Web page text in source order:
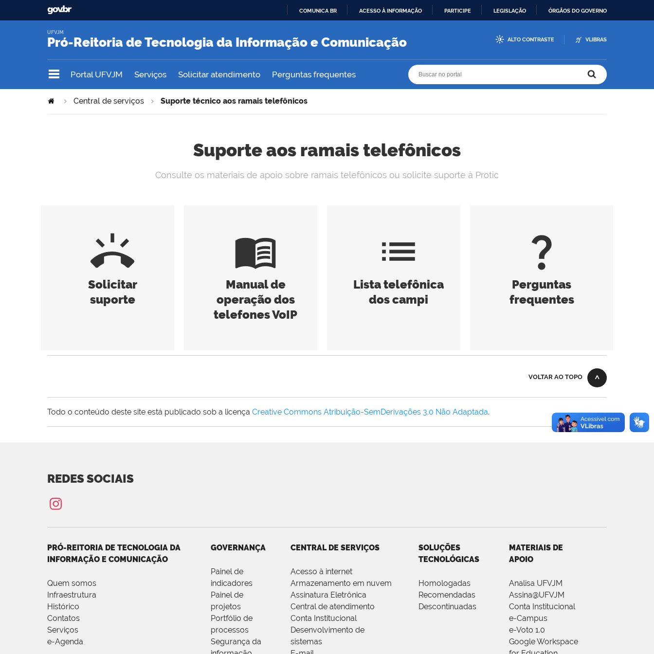
O
COMUNICA BR ACESSO À INFORMAÇÃO PARTICIPE LEGISLAÇÃO ÓRGÃOS DO GOVERNO
Pró-Reitoria de Tecnologia da Informação e Comunicação
UFVJM
ALTO CONTRASTE VLIBRAS
Portal UFVJM Serviços Solicitar atendimento Perguntas frequentes
Central de serviços Suporte técnico aos ramais telefônicos
Suporte aos ramais telefônicos
Consulte os materiais de apoio sobre ramais telefônicos ou solicite suporte à Protic
ring_volume
Solicitar
suporte
menu_book
Manual de
operação dos
telefones VoIP
list
Lista telefônica
dos campi
question_mark
Perguntas
frequentes
VOLTAR AO TOPO
Todo o conteúdo deste site está publicado sob a licença Creative Commons Atribuição-SemDerivações 3.0 Não Adaptada.
REDES SOCIAIS
PRÓ-REITORIA DE TECNOLOGIA DA
INFORMAÇÃO E COMUNICAÇÃO
Quem somos
Infraestrutura
Histórico
Contatos
Serviços
e-Agenda
GOVERNANÇA
Painel de
indicadores
Painel de
projetos
Portfólio de
processos
Segurança da
CENTRAL DE SERVIÇOS
Acesso à internet
Armazenamento em nuvem
Assinatura Eletrônica
Central de atendimento
Conta Institucional
Desenvolvimento de
sistemas
SOLUÇÕES
TECNOLÓGICAS
Homologadas
Recomendadas
Descontinuadas
MATERIAIS DE
APOIO
Analisa UFVJM
Assina@UFVJM
Conta Institucional
e-Campus
e-Voto 1.0
Google Workspace